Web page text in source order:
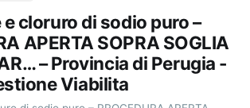
e cloruro di sodio puro –
APERTA SOPRA SOGLIA
– Provincia di Perugia -
Viabilita